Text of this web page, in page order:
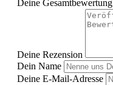
Deine Gesamtbewertung
Deine Rezension
Dein Name
Deine E-Mail-Adresse